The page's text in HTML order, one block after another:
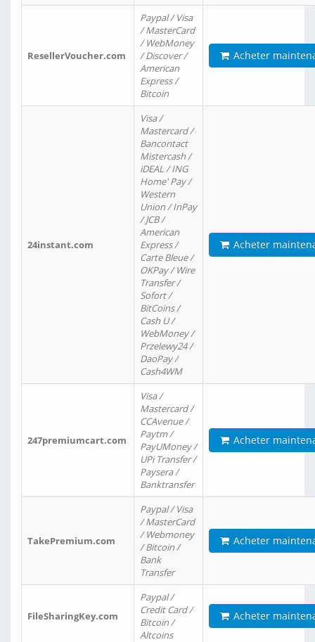
ResellerVoucher.com
Paypal / Visa
/ MasterCard
/ WebMoney
/ Discover /
American
Express /
Bitcoin
Acheter
24instant.com
Visa /
Mastercard /
Bancontact
Mistercash /
iDEAL / ING
Home' Pay /
Western
Union / InPay
/ JCB /
American
Express /
Carte Bleue /
OKPay / Wire
Transfer /
Sofort /
BitCoins /
Cash U /
WebMoney /
Przelewy24 /
DaoPay /
Cash4WM
Acheter
247premiumcart.com
Visa /
Mastercard /
CCAvenue /
Paytm /
PayUMoney /
UPi Transfer /
Paysera /
Banktransfer
Acheter
TakePremium.com
Paypal / Visa
/ MasterCard
/ Webmoney
/ Bitcoin /
Bank
Transfer
Acheter
FileSharingKey.com
Paypal /
Credit Card /
Bitcoin /
Altcoins
Acheter